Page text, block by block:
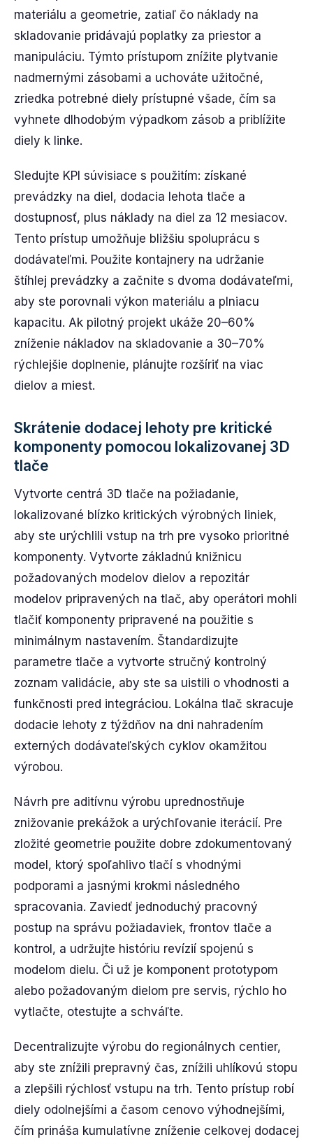
materiálu a geometrie, zatiaľ čo náklady na
skladovanie pridávajú poplatky za priestor a
manipuláciu. Týmto prístupom znížite plytvanie
nadmernými zásobami a uchováte užitočné,
zriedka potrebné diely prístupné všade, čím sa
vyhnete dlhodobým výpadkom zásob a priblížite
diely k linke.
Sledujte KPI súvisiace s použitím: získané
prevádzky na diel, dodacia lehota tlače a
dostupnosť, plus náklady na diel za 12 mesiacov.
Tento prístup umožňuje bližšiu spoluprácu s
dodávateľmi. Použite kontajnery na udržanie
štíhlej prevádzky a začnite s dvoma dodávateľmi,
aby ste porovnali výkon materiálu a plniacu
kapacitu. Ak pilotný projekt ukáže 20–60%
zníženie nákladov na skladovanie a 30–70%
rýchlejšie doplnenie, plánujte rozšíriť na viac
dielov a miest.
Skrátenie dodacej lehoty pre kritické
komponenty pomocou lokalizovanej 3D
tlače
Vytvorte centrá 3D tlače na požiadanie,
lokalizované blízko kritických výrobných liniek,
aby ste urýchlili vstup na trh pre vysoko prioritné
komponenty. Vytvorte základnú knižnicu
požadovaných modelov dielov a repozitár
modelov pripravených na tlač, aby operátori mohli
tlačiť komponenty pripravené na použitie s
minimálnym nastavením. Štandardizujte
parametre tlače a vytvorte stručný kontrolný
zoznam validácie, aby ste sa uistili o vhodnosti a
funkčnosti pred integráciou. Lokálna tlač skracuje
dodacie lehoty z týždňov na dni nahradením
externých dodávateľských cyklov okamžitou
výrobou.
Návrh pre aditívnu výrobu uprednostňuje
znižovanie prekážok a urýchľovanie iterácií. Pre
zložité geometrie použite dobre zdokumentovaný
model, ktorý spoľahlivo tlačí s vhodnými
podporami a jasnými krokmi následného
spracovania. Zaviedť jednoduchý pracovný
postup na správu požiadaviek, frontov tlače a
kontrol, a udržujte históriu revízií spojenú s
modelom dielu. Či už je komponent prototypom
alebo požadovaným dielom pre servis, rýchlo ho
vytlačte, otestujte a schváľte.
Decentralizujte výrobu do regionálnych centier,
aby ste znížili prepravný čas, znížili uhlíkovú stopu
a zlepšili rýchlosť vstupu na trh. Tento prístup robí
diely odolnejšími a časom cenovo výhodnejšími,
čím prináša kumulatívne zníženie celkovej dodacej